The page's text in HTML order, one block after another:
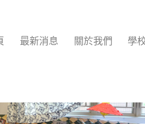
最新消息 關於我們 學